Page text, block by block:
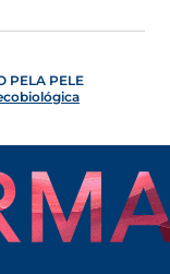
PELA PELE